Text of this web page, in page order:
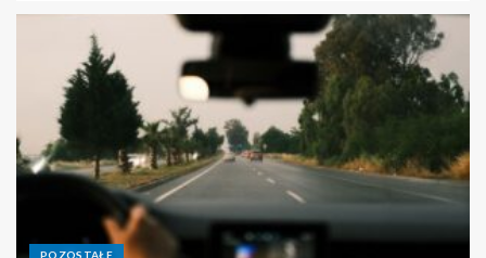
POZOSTAŁE